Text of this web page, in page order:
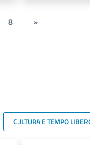
8 »
CULTURA E TEMPO